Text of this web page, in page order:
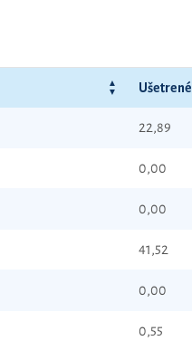
22,89
0,00
0,00
41,52
0,00
0,55